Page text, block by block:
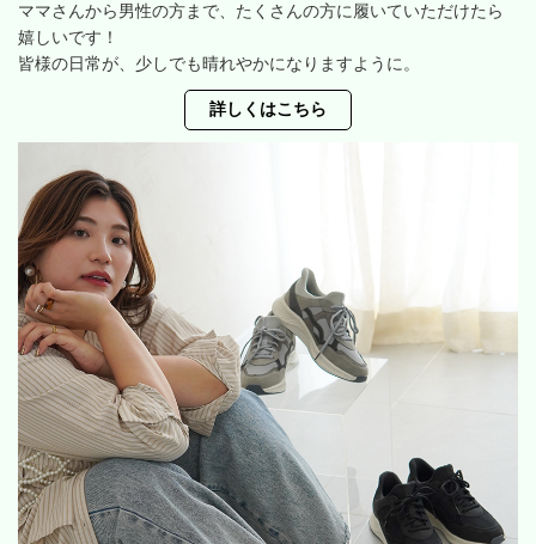
ママさんから男性の方まで、たくさんの方に履いていただけたら
嬉しいです！
皆様の日常が、少しでも晴れやかになりますように。
詳しくはこちら